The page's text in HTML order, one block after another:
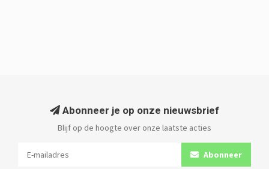
Abonneer je op onze nieuwsbrief
Blijf op de hoogte over onze laatste acties
Abonneer